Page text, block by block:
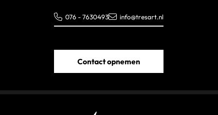
076 - 7630493 info@tresart.nl
Contact opnemen